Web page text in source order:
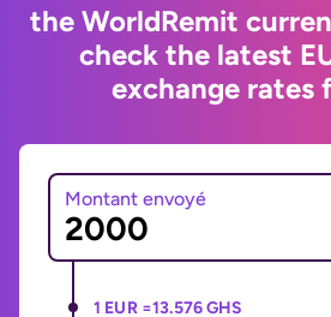
the WorldRemit
check the latest
exchange rates
Montant envoyé
1 EUR =13.576 GHS